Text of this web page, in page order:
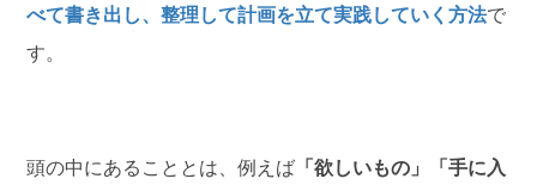
べて書き出し、整理して計画を立て実践していく方法で
す。
頭の中にあることとは、例えば 「欲しいもの」「手に入